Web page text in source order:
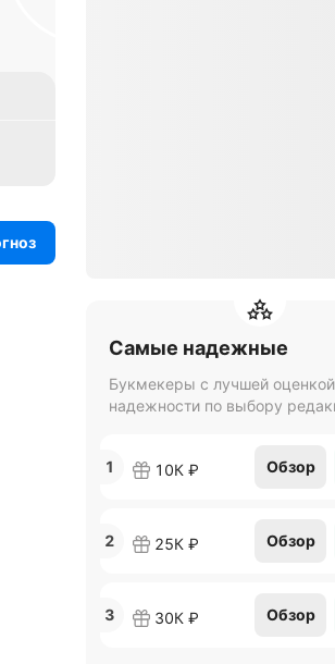
Самые надежные
Букмекеры с лучшей оценкой
надежности по выбору
1 10К ₽ Обзор
2 25К ₽ Обзор
3 30К ₽ Обзор